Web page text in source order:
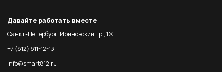
Давайте работать вместе
Санкт-Петербург, Ириновский пр., 1Ж
+7 (812) 611-12-13
info@smart812.ru